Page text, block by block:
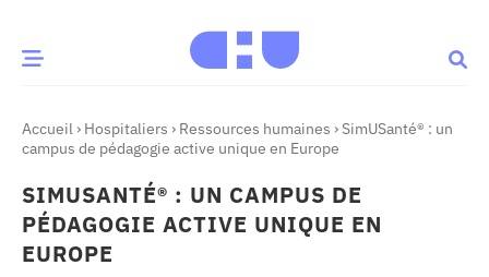
MOMENT
Innovation
& patrimoine Patient
Accueil › Hospitaliers › Ressources humaines › SimUSanté® : un
campus de pédagogie active unique en Europe
SIMUSANTÉ® : UN CAMPUS DE
PÉDAGOGIE ACTIVE UNIQUE EN
EUROPE